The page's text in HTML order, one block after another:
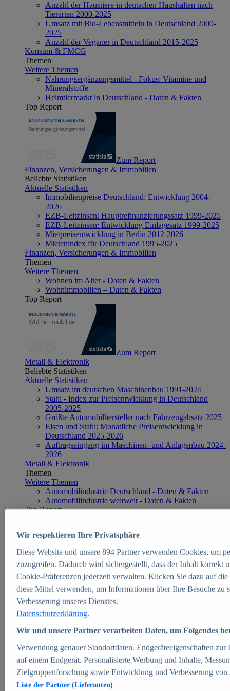
Anzahl der Haustiere in deutschen Haushalten nach
Tierarten 2000-2025
Umsatz mit Bio-Lebensmitteln in Deutschland 2000-
2025
Anzahl der Veganer in Deutschland 2015-2025
Konsum & FMCG
Themen
Weitere Themen
Nahrungsergänzungsmittel - Fokus: Vitamine und
Mineralstoffe
Heimtiermarkt in Deutschland - Daten & Fakten
Top Report
Zum Report
Finanzen, Versicherungen & Immobilien
Beliebte Statistiken
Aktuelle Statistiken
Immobilienpreise Deutschland: Entwicklung 2004-
2026
EZB-Leitzinsen: Hauptrefinanzierungssatz 1999-2025
EZB-Leitzinsen: Entwicklung Einlagesatz 1999-2025
Mietpreisentwicklung in Berlin 2012-2026
Mietenindex für Deutschland 1995-2025
Finanzen, Versicherungen & Immobilien
Themen
Weitere Themen
Wohnen im Alter - Daten & Fakten
Wohnimmobilien – Daten & Fakten
Top Report
Zum Report
Metall & Elektronik
Beliebte Statistiken
Aktuelle Statistiken
Umsatz im deutschen Maschinenbau 1991-2024
Stahl - Index zur Preisentwicklung in Deutschland
2005-2025
Größte Automobilhersteller nach Fahrzeugabsatz 2025
Eisen und Stahl: Monatliche Preisentwicklung in
Deutschland 2025-2026
Auftragseingang im Maschinen- und Anlagenbau 2024-
2026
Metall & Elektronik
Themen
Weitere Themen
Automobilindustrie Deutschland - Daten & Fakten
Automobilindustrie weltweit - Daten & Fakten
Top Report
Zum Report
E-commerce
Beliebte Statistiken
Aktuelle Statistiken
E-Commerce - Entwicklung des Umsatzes in
Deutschland 1999-2025
Umsatz von Amazon in Deutschland und weltweit
2010-2025
B2C-E-Commerce: Top-50 Online Shops in
Deutschland 2024
Marktanteile von Online-Zahlungsverfahren in
Deutschland 2024
Umsatzstarke Warengruppen im Online-Handel in
Deutschland 2023-2025
Wir respektieren Ihre Privatsphäre
Diese Website und unsere 894Partner verwenden Cookies, um
zuzugreifen. Dadurch wird sichergestellt, dass der Inhalt korrekt
Cookie-Präferenzen jederzeit verwalten. Klicken Sie dazu auf
diese Mittel verwenden, um Informationen über Ihre Besuche
Verbesserung unseres Dienstes.
Datenschutzerklärung.
Wir und unsere Partner verarbeiten Daten, um Folgendes
Verwendung genauer Standortdaten. Endgeräteeigenschaften
auf einem Endgerät. Personalisierte Werbung und Inhalte,
Zielgruppenforschung sowie Entwicklung und Verbesserung von
Liste der Partner (Lieferanten)